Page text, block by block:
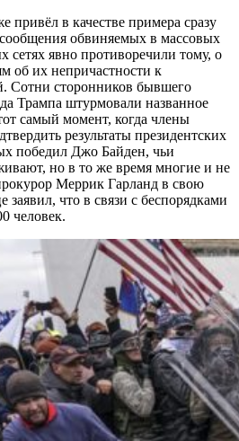
привёл в качестве примера сразу
сообщения обвиняемых в массовых
сетях явно противоречили тому, о
об их непричастности к
Сотни сторонников бывшего
Трампа штурмовали названное
самый момент, когда члены
результаты президентских
победил Джо Байден, чьи
но в то же время многие и не
Меррик Гарланд в свою
заявил, что в связи с беспорядками
человек.